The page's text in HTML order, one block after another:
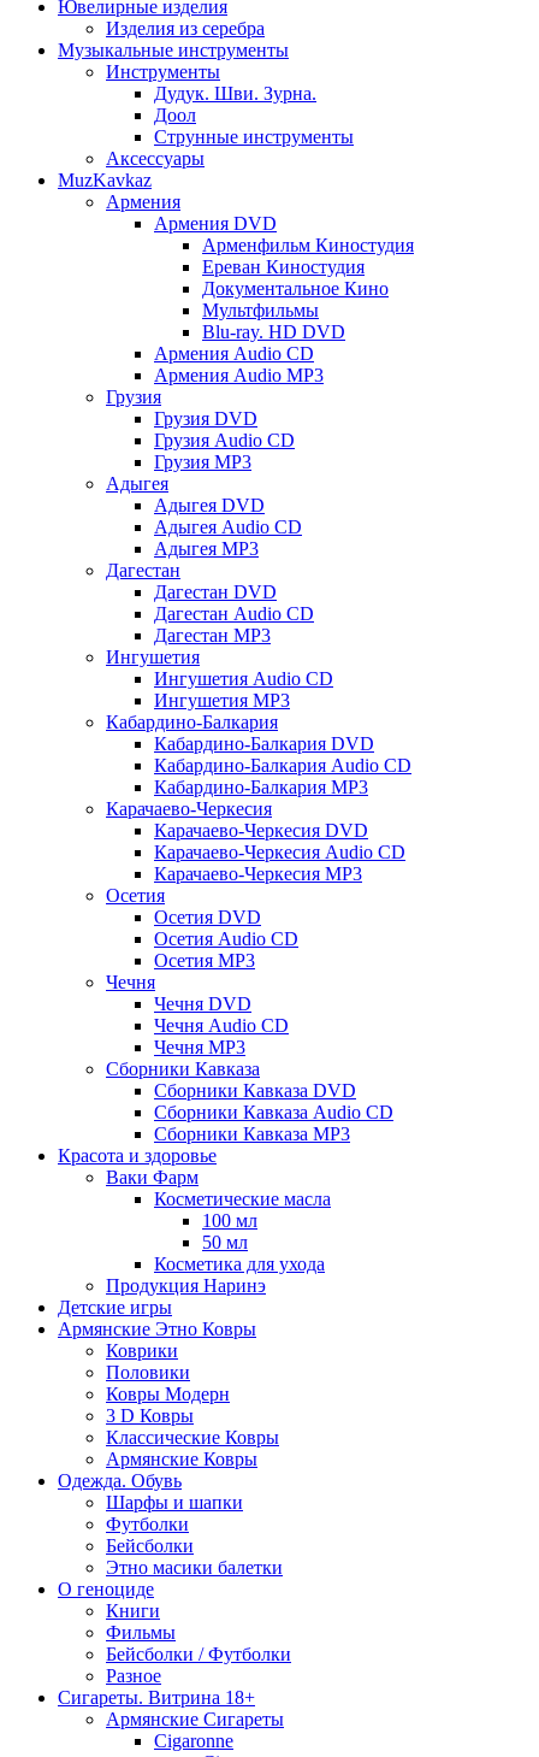
Ювелирные изделия
Изделия из серебра
Музыкальные инструменты
Инструменты
Дудук. Шви. Зурна.
Доол
Струнные инструменты
Аксессуары
MuzKavkaz
Армения
Армения DVD
Арменфильм Киностудия
Ереван Киностудия
Документальное Кино
Мультфильмы
Blu-ray. HD DVD
Армения Audio CD
Армения Audio MP3
Грузия
Грузия DVD
Грузия Audio CD
Грузия MP3
Адыгея
Адыгея DVD
Адыгея Audio CD
Адыгея MP3
Дагестан
Дагестан DVD
Дагестан Audio CD
Дагестан MP3
Ингушетия
Ингушетия Audio CD
Ингушетия MP3
Кабардино-Балкария
Кабардино-Балкария DVD
Кабардино-Балкария Audio CD
Кабардино-Балкария MP3
Карачаево-Черкесия
Карачаево-Черкесия DVD
Карачаево-Черкесия Audio CD
Карачаево-Черкесия MP3
Осетия
Осетия DVD
Осетия Audio CD
Осетия MP3
Чечня
Чечня DVD
Чечня Audio CD
Чечня MP3
Сборники Кавказа
Сборники Кавказа DVD
Сборники Кавказа Audio CD
Сборники Кавказа MP3
Красота и здоровье
Ваки Фарм
Косметические масла
100 мл
50 мл
Косметика для ухода
Продукция Наринэ
Детские игры
Армянские Этно Ковры
Коврики
Половики
Ковры Модерн
3 D Ковры
Классические Ковры
Армянские Ковры
Одежда. Обувь
Шарфы и шапки
Футболки
Бейсболки
Этно масики балетки
О геноциде
Книги
Фильмы
Бейсболки / Футболки
Разное
Сигареты. Витрина 18+
Армянские Сигареты
Cigaronne